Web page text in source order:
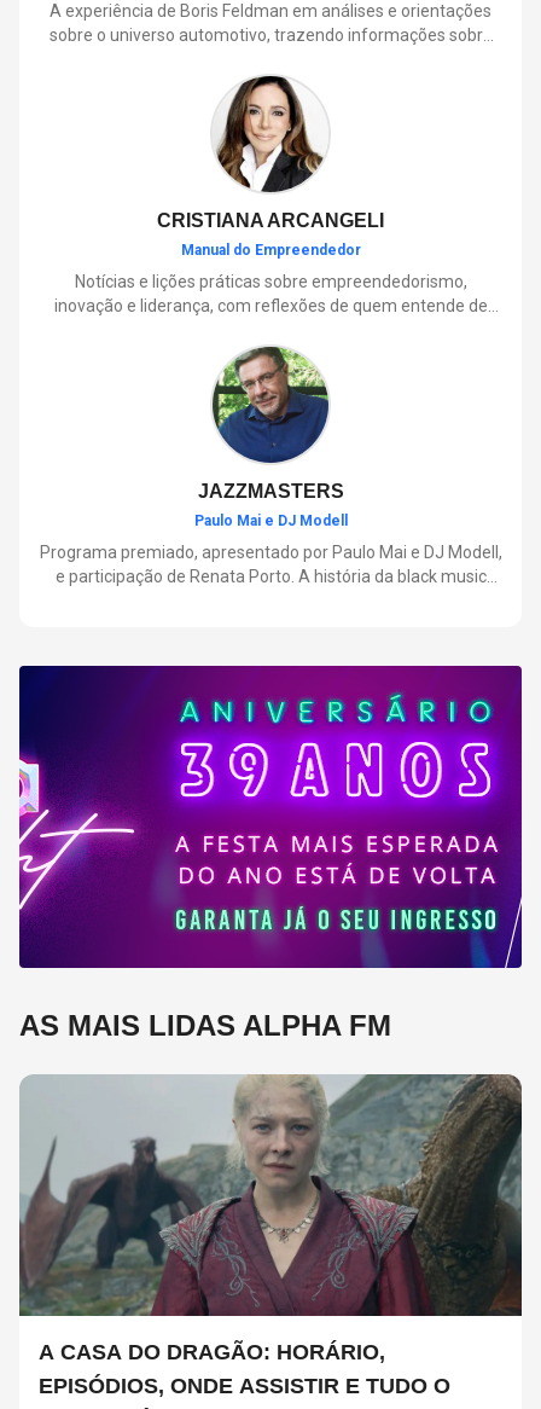
A experiência de Boris Feldman em análises e orientações
sobre o universo automotivo, trazendo informações sobre
que envolve o dia a dia dos motoristas.
CRISTIANA ARCANGELI
Manual do Empreendedor
Notícias e lições práticas sobre empreendedorismo,
inovação e liderança, com reflexões de quem entende de
JAZZMASTERS
Paulo Mai e DJ Modell
Programa premiado, apresentado por Paulo Mai e DJ Modell,
e participação de Renata Porto. A história da black music
AS MAIS LIDAS ALPHA FM
A CASA DO DRAGÃO: HORÁRIO,
EPISÓDIOS, ONDE ASSISTIR E TUDO O